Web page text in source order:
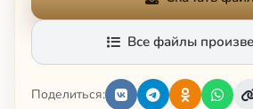
Все файлы
Поделиться: